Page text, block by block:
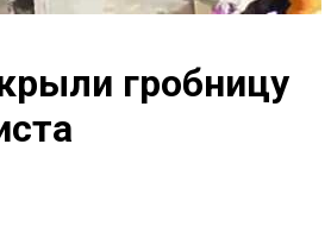
гробницу